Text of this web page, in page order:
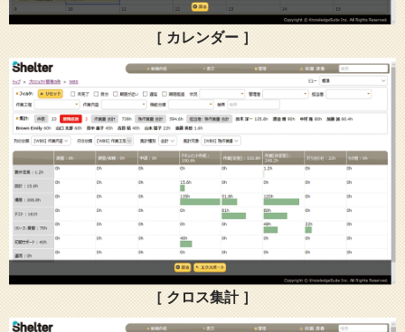
［ カレンダー ］
［ クロス集計 ］